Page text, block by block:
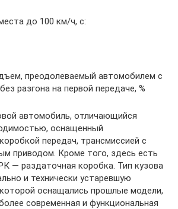
до 100 км/ч, с:
преодолеваемый автомобилем с
разгона на первой передаче, %
автомобиль, отличающийся
оснащенный
передач, трансмиссией с
приводом. Кроме того, здесь есть
— раздаточная коробка. Тип кузова
и технически устаревшую
которой оснащались прошлые модели,
современная и функциональная